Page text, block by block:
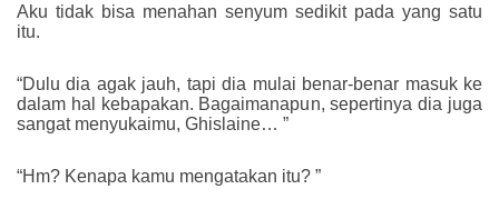
Aku tidak bisa menahan senyum sedikit pada yang satu
itu.
“Dulu dia agak jauh, tapi dia mulai benar-benar masuk ke
dalam hal kebapakan. Bagaimanapun, sepertinya dia juga
sangat menyukaimu, Ghislaine… ”
“Hm? Kenapa kamu mengatakan itu? ”